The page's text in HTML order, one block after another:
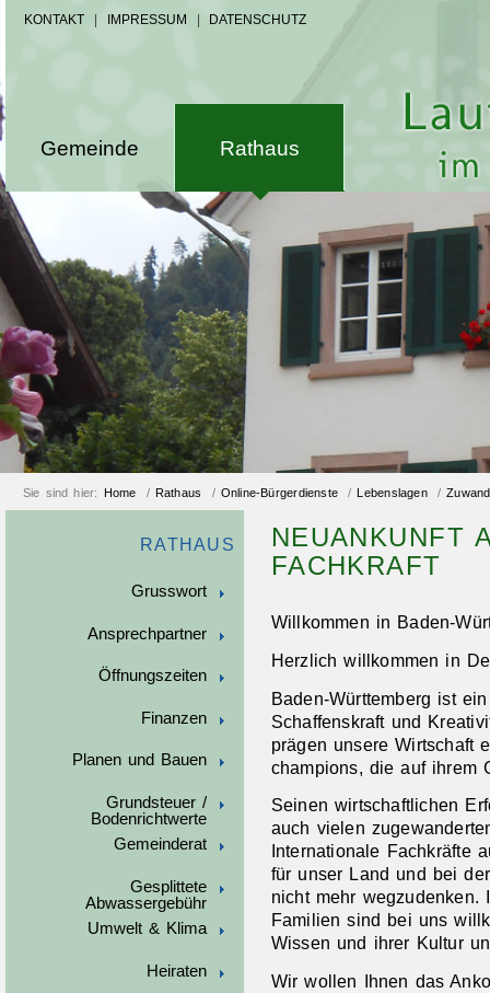
KONTAKT IMPRESSUM DATENSCHUTZ
Gemeinde Rathaus
Sie sind hier: Home / Rathaus / Online-Bürgerdienste / Lebenslagen /
RATHAUS
Grusswort
Ansprechpartner
Öffnungszeiten
Finanzen
Planen und Bauen
Grundsteuer /
Bodenrichtwerte
Gemeinderat
Gesplittete
Abwassergebühr
Umwelt & Klima
Heiraten
NEUANKUNFT
FACHKRAFT
Willkommen in Baden-
Herzlich willkommen in
Baden-Württemberg ist
Schaffenskraft und
prägen unsere Wirtschaft
champions, die auf ihrem
Seinen wirtschaftlichen
auch vielen
Internationale Fachkräfte
für unser Land und bei
nicht mehr wegzudenken.
Familien sind bei uns
Wissen und ihrer Kultur
Wir wollen Ihnen das